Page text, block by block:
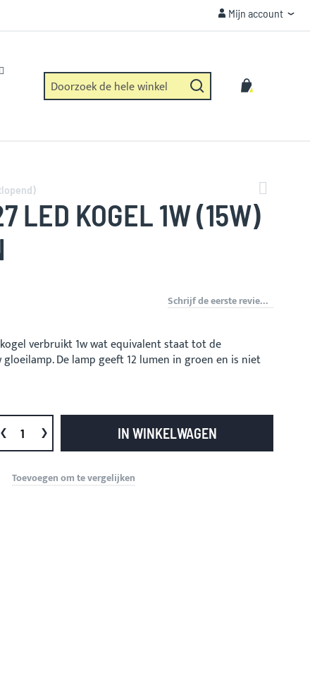
Https verbinding en geen dataverzameling.
Mijn account
Mijn account
Zoek
Zoek
LED KOGEL 1W (15W)
Schrijf de eerste review over dit product
kogel verbruikt 1w wat equivalent staat tot de
gloeilamp. De lamp geeft 12 lumen in groen en is niet
IN WINKELWAGEN
Toevoegen om te vergelijken